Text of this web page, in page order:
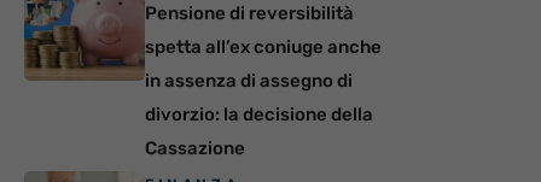
Pensione di reversibilità
spetta all’ex coniuge anche
in assenza di assegno di
divorzio: la decisione della
Cassazione